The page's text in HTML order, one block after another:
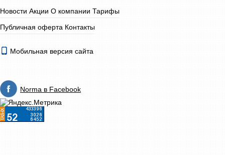
Новости Акции О компании Тарифы
Публичная оферта Контакты
Мобильная версия сайта
Norma в Facebook